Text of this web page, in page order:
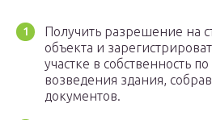
Получить разрешение на
объекта и
участке в собственность
возведения здания,
документов.